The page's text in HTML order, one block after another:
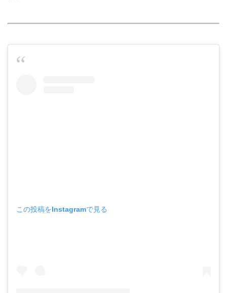
この投稿をInstagramで見る